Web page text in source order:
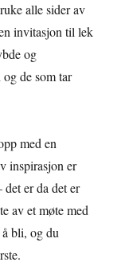
alle sider av
invitasjon til lek
og
og de som tar
med en
inspirasjon er
er da det er
av et møte med
bli, og du